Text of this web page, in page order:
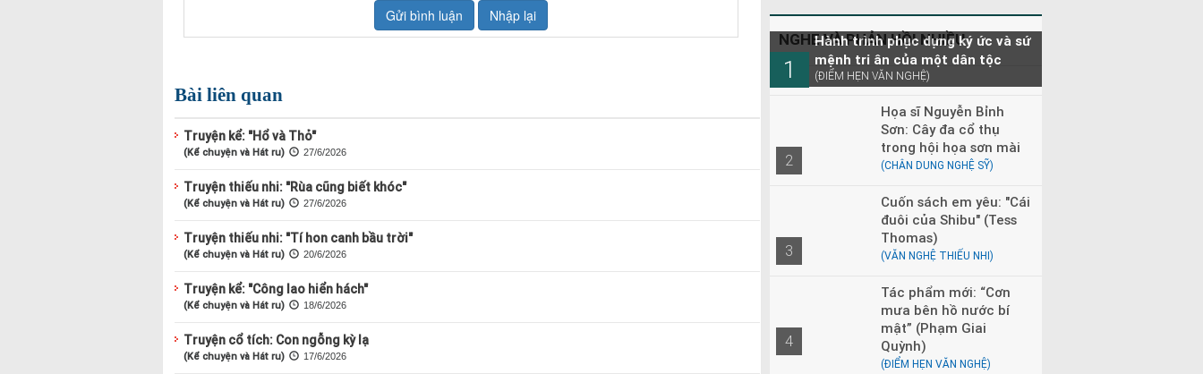
Bài liên quan
Truyện kể: "Hổ và Thỏ"
(Kể chuyện và Hát ru) 27/6/2026
Truyện thiếu nhi: "Rùa cũng biết khóc"
(Kể chuyện và Hát ru) 27/6/2026
Truyện thiếu nhi: "Tí hon canh bầu trời"
(Kể chuyện và Hát ru) 20/6/2026
Truyện kể: "Công lao hiển hách"
(Kể chuyện và Hát ru) 18/6/2026
Truyện cổ tích: Con ngỗng kỳ lạ
(Kể chuyện và Hát ru) 17/6/2026
NGHE VÀ PHẢN HỒI NHIỀU
1
Hành trình phục dựng ký ức và sứ
mệnh tri ân của một dân tộc
(ĐIỂM HẸN VĂN NGHỆ)
2
Họa sĩ Nguyễn Bỉnh
Sơn: Cây đa cổ thụ
trong hội họa sơn mài
(CHÂN DUNG NGHỆ SỸ)
3
Cuốn sách em yêu: "Cái
đuôi của Shibu" (Tess
Thomas)
(VĂN NGHỆ THIẾU NHI)
4
Tác phẩm mới: “Cơn
mưa bên hồ nước bí
mật” (Phạm Giai
Quỳnh)
(ĐIỂM HẸN VĂN NGHỆ)